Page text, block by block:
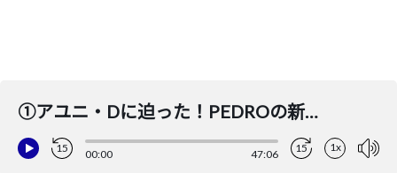
①アユニ・Dに迫った！PEDROの新作を紐解く。Suupeasの世界戦略？そして夢の舞台へ
15 00:00 47:06 15 1x